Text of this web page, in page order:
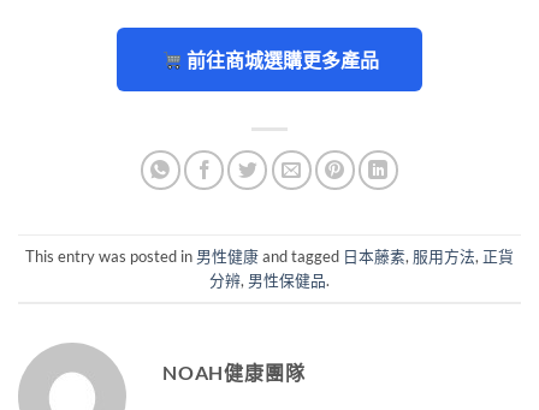
前往商城選購更多產品
This entry was posted in 男性健康and tagged 日本藤素, 服用方法, 正貨
分辨, 男性保健品.
NOAH健康團隊